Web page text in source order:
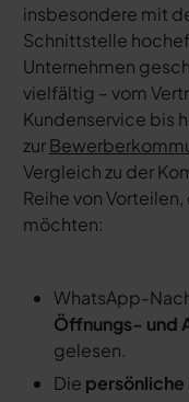
insbesondere mit
Schnittstelle
Unternehmen
vielfältig – vom
Kundenservice bis
zur
Vergleich zu der
Reihe von
möchten:
WhatsApp-
Öffnungs- und
gelesen.
Die